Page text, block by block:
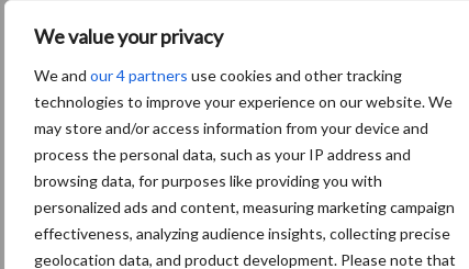
We value your privacy
We and our 4 partners use cookies and other tracking
technologies to improve your experience on our website. We
may store and/or access information from your device and
process the personal data, such as your IP address and
browsing data, for purposes like providing you with
personalized ads and content, measuring marketing campaign
effectiveness, analyzing audience insights, collecting precise
geolocation data, and product development. Please note that